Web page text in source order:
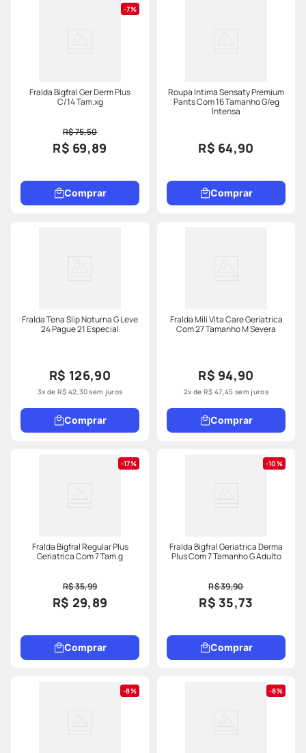
7%
Fralda Bigfral Ger Derm Plus
C/14 Tam.xg
R$ 75,50
R$ 69,89
Comprar
Roupa Intima Sensaty Premium
Pants Com 16 Tamanho G/eg
Intensa
R$ 64,90
Comprar
Fralda Tena Slip Noturna G Leve
24 Pague 21 Especial
R$ 126,90
3x de R$ 42,30sem juros
Comprar
Fralda Mili Vita Care Geriatrica
Com 27 Tamanho M Severa
R$ 94,90
2x deR$ 47,45 sem juros
Comprar
17%
Fralda Bigfral Regular Plus
Geriatrica Com 7 Tam.g
R$ 35,99
R$ 29,89
Comprar
10%
Fralda Bigfral Geriatrica Derma
Plus Com 7 Tamanho G Adulto
R$ 39,90
R$ 35,73
Comprar
8% 8%